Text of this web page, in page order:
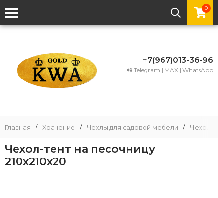
0
+7(967)013-36-96
📲 Telegram | MAX | WhatsApp
Главная / Хранение / Чехлы для садовой мебели / Чехол
Чехол-тент на песочницу
210х210х20